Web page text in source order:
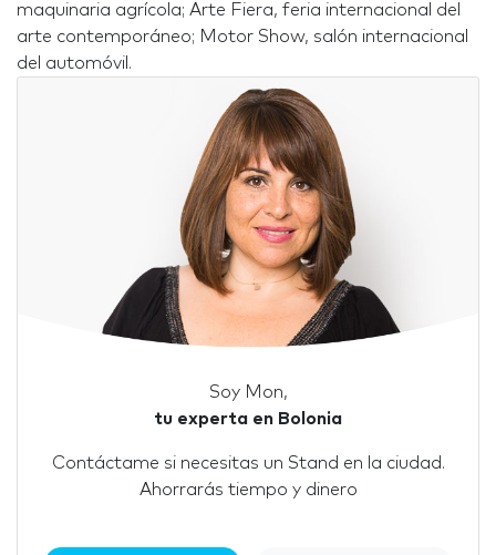
maquinaria agrícola; Arte Fiera, feria internacional del
arte contemporáneo; Motor Show, salón internacional
del automóvil.
Soy Mon,
tu experta en Bolonia
Contáctame si necesitas un Stand en la ciudad.
Ahorrarás tiempo y dinero